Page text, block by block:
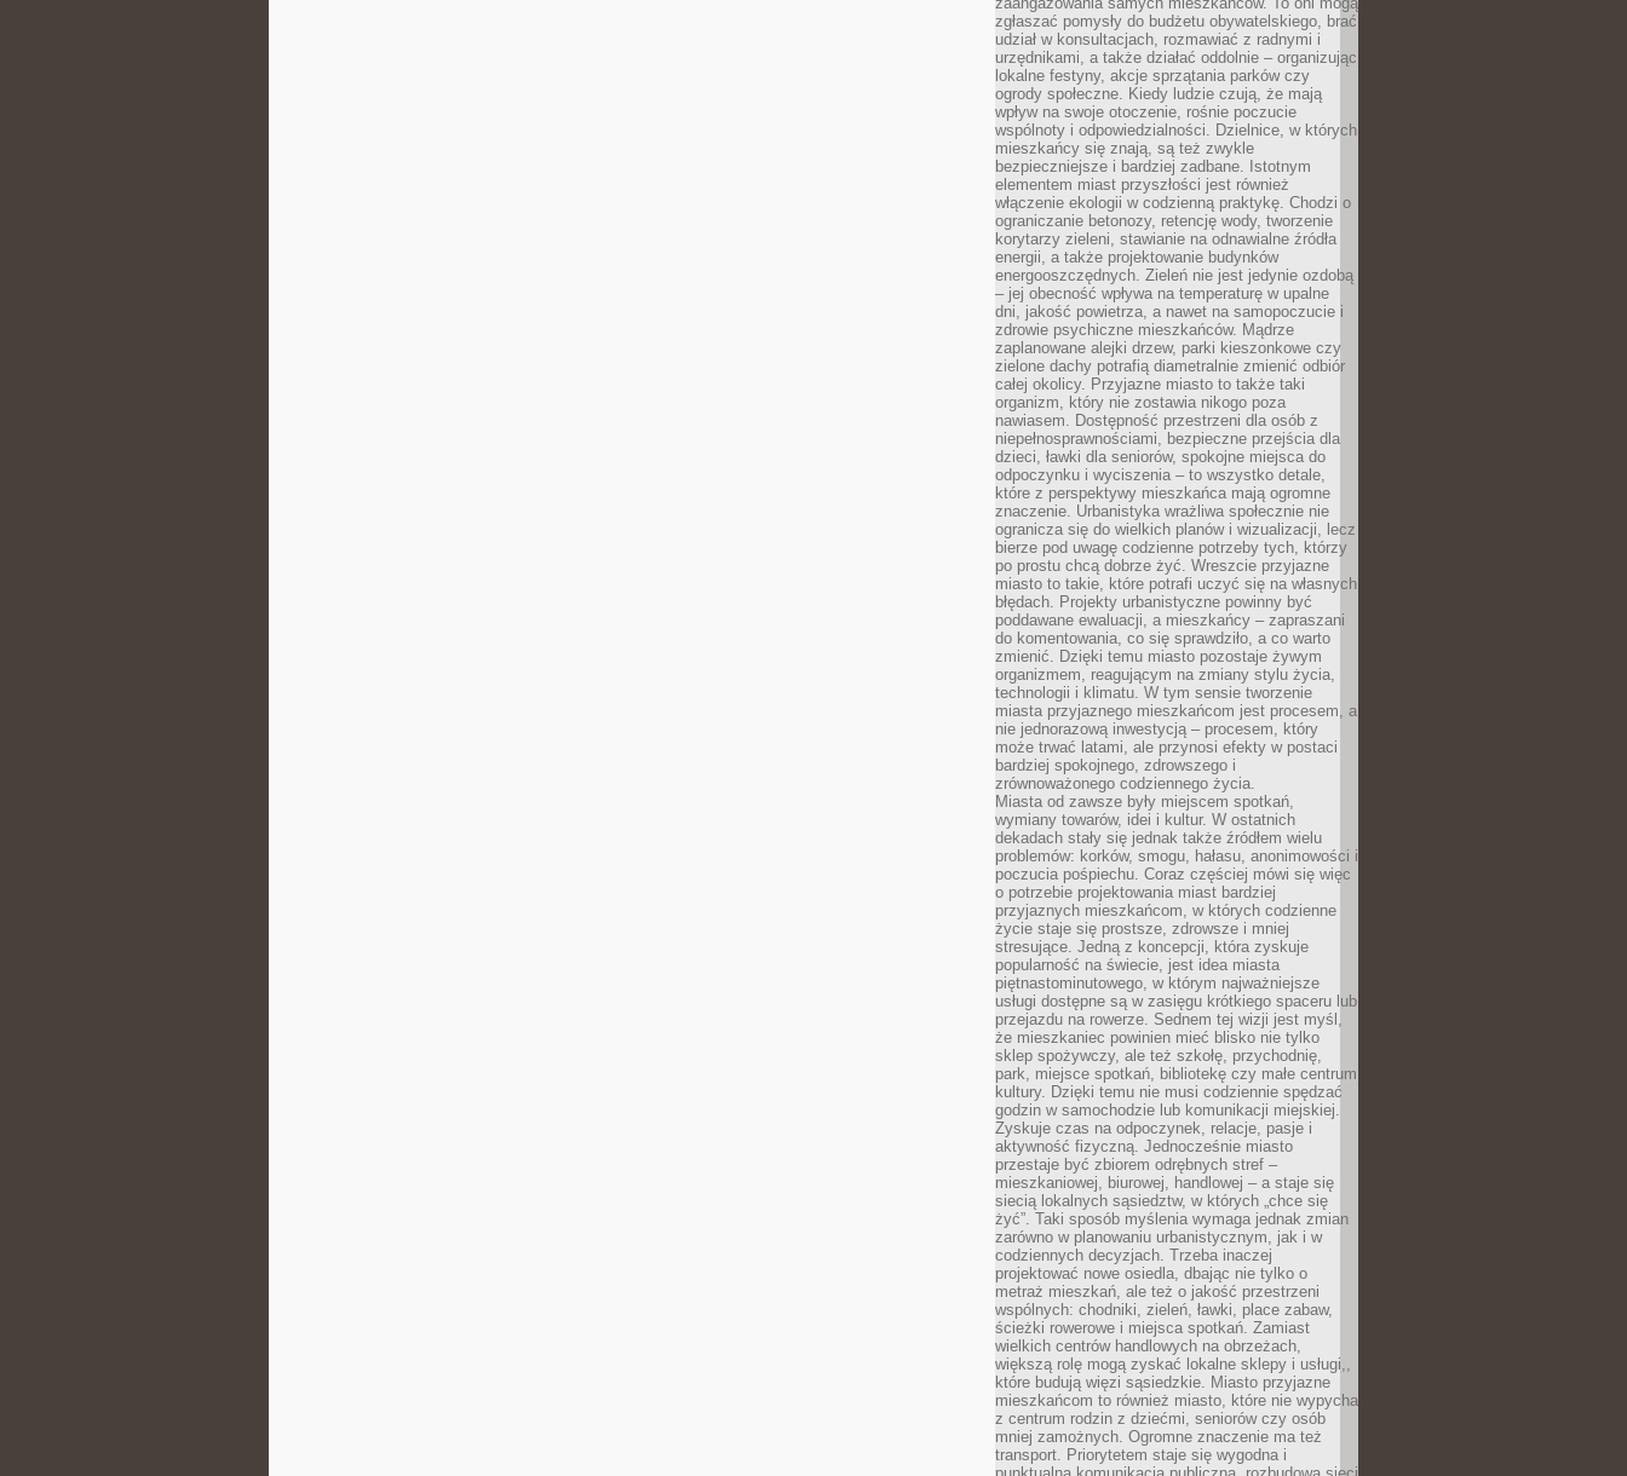
zgłaszać pomysły do budżetu obywatelskiego, brać
udział w konsultacjach, rozmawiać z radnymi i
urzędnikami, a także działać oddolnie – organizując
lokalne festyny, akcje sprzątania parków czy
ogrody społeczne. Kiedy ludzie czują, że mają
wpływ na swoje otoczenie, rośnie poczucie
wspólnoty i odpowiedzialności. Dzielnice, w których
mieszkańcy się znają, są też zwykle
bezpieczniejsze i bardziej zadbane. Istotnym
elementem miast przyszłości jest również
włączenie ekologii w codzienną praktykę. Chodzi o
ograniczanie betonozy, retencję wody, tworzenie
korytarzy zieleni, stawianie na odnawialne źródła
energii, a także projektowanie budynków
energooszczędnych. Zieleń nie jest jedynie ozdobą
– jej obecność wpływa na temperaturę w upalne
dni, jakość powietrza, a nawet na samopoczucie i
zdrowie psychiczne mieszkańców. Mądrze
zaplanowane alejki drzew, parki kieszonkowe czy
zielone dachy potrafią diametralnie zmienić odbiór
całej okolicy. Przyjazne miasto to także taki
organizm, który nie zostawia nikogo poza
nawiasem. Dostępność przestrzeni dla osób z
niepełnosprawnościami, bezpieczne przejścia dla
dzieci, ławki dla seniorów, spokojne miejsca do
odpoczynku i wyciszenia – to wszystko detale,
które z perspektywy mieszkańca mają ogromne
znaczenie. Urbanistyka wrażliwa społecznie nie
ogranicza się do wielkich planów i wizualizacji, lecz
bierze pod uwagę codzienne potrzeby tych, którzy
po prostu chcą dobrze żyć. Wreszcie przyjazne
miasto to takie, które potrafi uczyć się na własnych
błędach. Projekty urbanistyczne powinny być
poddawane ewaluacji, a mieszkańcy – zapraszani
do komentowania, co się sprawdziło, a co warto
zmienić. Dzięki temu miasto pozostaje żywym
organizmem, reagującym na zmiany stylu życia,
technologii i klimatu. W tym sensie tworzenie
miasta przyjaznego mieszkańcom jest procesem, a
nie jednorazową inwestycją – procesem, który
może trwać latami, ale przynosi efekty w postaci
bardziej spokojnego, zdrowszego i
zrównoważonego codziennego życia.
Miasta od zawsze były miejscem spotkań,
wymiany towarów, idei i kultur. W ostatnich
dekadach stały się jednak także źródłem wielu
problemów: korków, smogu, hałasu, anonimowości i
poczucia pośpiechu. Coraz częściej mówi się więc
o potrzebie projektowania miast bardziej
przyjaznych mieszkańcom, w których codzienne
życie staje się prostsze, zdrowsze i mniej
stresujące. Jedną z koncepcji, która zyskuje
popularność na świecie, jest idea miasta
piętnastominutowego, w którym najważniejsze
usługi dostępne są w zasięgu krótkiego spaceru lub
przejazdu na rowerze. Sednem tej wizji jest myśl,
że mieszkaniec powinien mieć blisko nie tylko
sklep spożywczy, ale też szkołę, przychodnię,
park, miejsce spotkań, bibliotekę czy małe centrum
kultury. Dzięki temu nie musi codziennie spędzać
godzin w samochodzie lub komunikacji miejskiej.
Zyskuje czas na odpoczynek, relacje, pasje i
aktywność fizyczną. Jednocześnie miasto
przestaje być zbiorem odrębnych stref –
mieszkaniowej, biurowej, handlowej – a staje się
siecią lokalnych sąsiedztw, w których „chce się
żyć”. Taki sposób myślenia wymaga jednak zmian
zarówno w planowaniu urbanistycznym, jak i w
codziennych decyzjach. Trzeba inaczej
projektować nowe osiedla, dbając nie tylko o
metraż mieszkań, ale też o jakość przestrzeni
wspólnych: chodniki, zieleń, ławki, place zabaw,
ścieżki rowerowe i miejsca spotkań. Zamiast
wielkich centrów handlowych na obrzeżach,
większą rolę mogą zyskać lokalne sklepy i usługi,,
które budują więzi sąsiedzkie. Miasto przyjazne
mieszkańcom to również miasto, które nie wypycha
z centrum rodzin z dziećmi, seniorów czy osób
mniej zamożnych. Ogromne znaczenie ma też
transport. Priorytetem staje się wygodna i